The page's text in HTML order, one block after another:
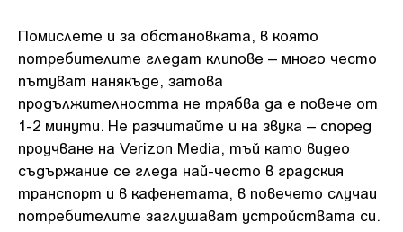
Помислете и за обстановката, в която
потребителите гледат клипове – много често
пътуват нанякъде, затова
продължителността не трябва да е повече от
1-2 минути. Не разчитайте и на звука – според
проучване на Verizon Media, тъй като видео
съдържание се гледа най-често в градския
транспорт и в кафенетата, в повечето случаи
потребителите заглушават устройствата си.